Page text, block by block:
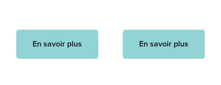
En savoir plus En savoir plus